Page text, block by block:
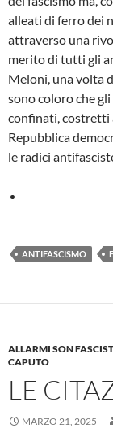
alleati di ferro dei
attraverso una
merito di tutti gli
Meloni, una volta
sono coloro che
confinati, costretti
Repubblica
le radici
ANTIFASCISMO
ALLARMI SON
CAPUTO
LE
MARZO 21, 2025